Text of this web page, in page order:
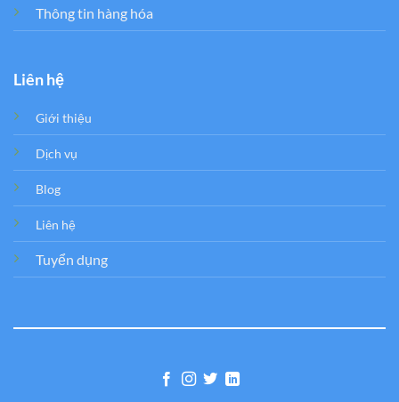
Thông tin hàng hóa
Liên hệ
Giới thiệu
Dịch vụ
Blog
Liên hệ
Tuyển dụng